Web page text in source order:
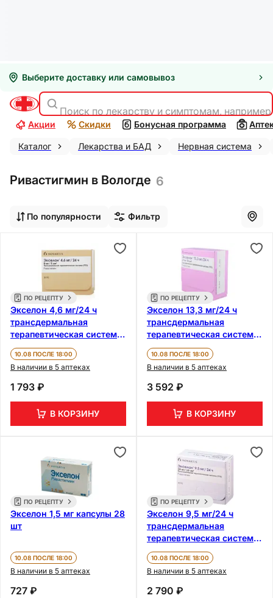
Выберите доставку или самовывоз
Поиск по лекарству и симптомам,
Акции Скидки Бонусная программа
Каталог Лекарства и БАД Нервная система
Ривастигмин в Вологде 6
По популярности Фильтр
ПО РЕЦЕПТУ
Экселон 4,6 мг/24 ч
трансдермальная
терапевтическая система
30 шт
10.08 ПОСЛЕ 18:00
В наличии в 5 аптеках
1 793 ₽
В КОРЗИНУ
ПО РЕЦЕПТУ
Экселон 13,3 мг/24 ч
трансдермальная
терапевтическая система
30 шт
10.08 ПОСЛЕ 18:00
В наличии в 5 аптеках
3 592 ₽
В КОРЗИНУ
ПО РЕЦЕПТУ
Экселон 1,5 мг капсулы 28
шт
10.08 ПОСЛЕ 18:00
В наличии в 5 аптеках
727 ₽
ПО РЕЦЕПТУ
Экселон 9,5 мг/24 ч
трансдермальная
терапевтическая система
30 шт
10.08 ПОСЛЕ 18:00
В наличии в 5 аптеках
2 790 ₽